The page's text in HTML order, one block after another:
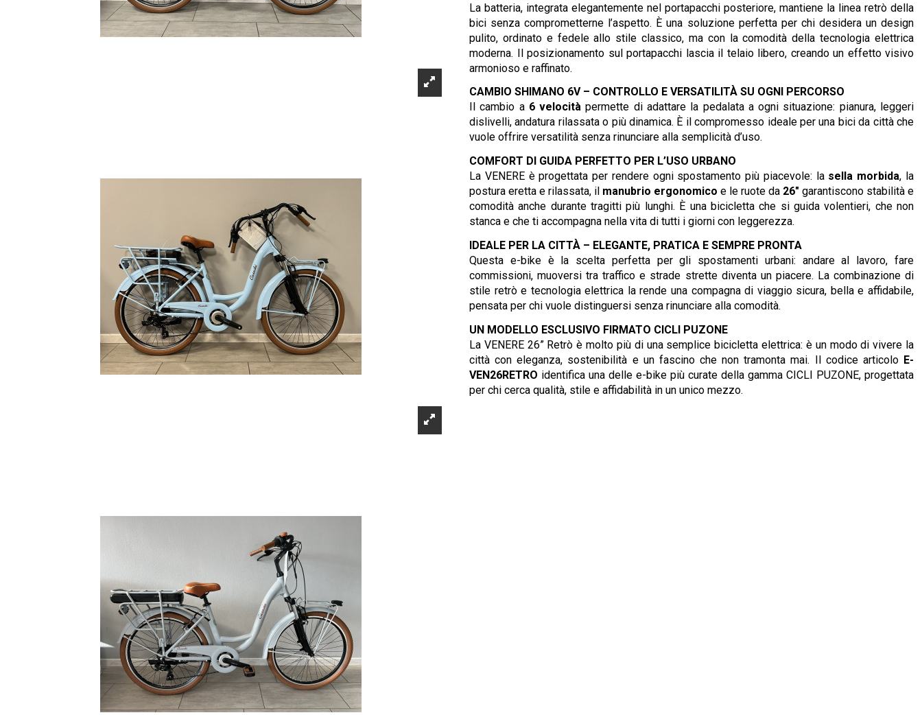
La batteria, integrata elegantemente nel portapacchi posteriore, mantiene la linea retrò della
bici senza comprometterne l’aspetto. È una soluzione perfetta per chi desidera un design
pulito, ordinato e fedele allo stile classico, ma con la comodità della tecnologia elettrica
moderna. Il posizionamento sul portapacchi lascia il telaio libero, creando un effetto visivo
armonioso e raffinato.
CAMBIO SHIMANO 6V – CONTROLLO E VERSATILITÀ SU OGNI PERCORSO
Il cambio a 6 velocità permette di adattare la pedalata a ogni situazione: pianura, leggeri
dislivelli, andatura rilassata o più dinamica. È il compromesso ideale per una bici da città che
vuole offrire versatilità senza rinunciare alla semplicità d’uso.
COMFORT DI GUIDA PERFETTO PER L’USO URBANO
La VENERE è progettata per rendere ogni spostamento più piacevole: la sella morbida, la
postura eretta e rilassata, il manubrio ergonomico e le ruote da 26" garantiscono stabilità e
comodità anche durante tragitti più lunghi. È una bicicletta che si guida volentieri, che non
stanca e che ti accompagna nella vita di tutti i giorni con leggerezza.
IDEALE PER LA CITTÀ – ELEGANTE, PRATICA E SEMPRE PRONTA
Questa e-bike è la scelta perfetta per gli spostamenti urbani: andare al lavoro, fare
commissioni, muoversi tra traffico e strade strette diventa un piacere. La combinazione di
stile retrò e tecnologia elettrica la rende una compagna di viaggio sicura, bella e affidabile,
pensata per chi vuole distinguersi senza rinunciare alla comodità.
UN MODELLO ESCLUSIVO FIRMATO CICLI PUZONE
La VENERE 26” Retrò è molto più di una semplice bicicletta elettrica: è un modo di vivere la
città con eleganza, sostenibilità e un fascino che non tramonta mai. Il codice articolo E-
VEN26RETRO identifica una delle e-bike più curate della gamma CICLI PUZONE, progettata
per chi cerca qualità, stile e affidabilità in un unico mezzo.